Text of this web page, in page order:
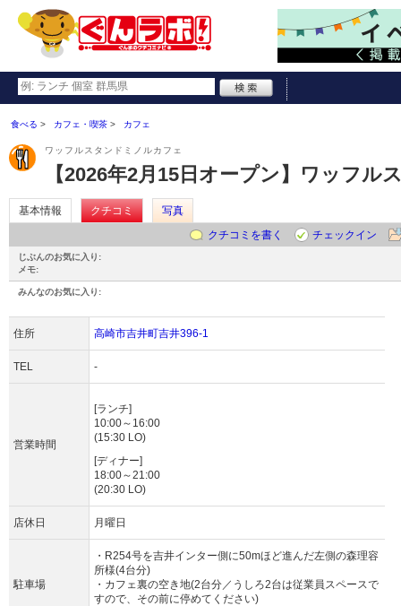
食べる カフェ・喫茶 カフェ
ワッフルスタンドミノルカフェ
【2026年2月15日オープン】ワッフル
基本情報 クチコミ
写真
クチコミを書く
チェックイン
じぶんのお気に入り:
メモ:
みんなのお気に入り:
住所 高崎市吉井町吉井396-1
TEL -
営業時間
[ランチ]
10:00～16:00
(15:30 LO)
[ディナー]
18:00～21:00
(20:30 LO)
店休日 月曜日
駐車場
・R254号を吉井インター側に50mほど進んだ左側の森理容
所様(4台分)
・カフェ裏の空き地(2台分／うしろ2台は従業員スペースで
すので、その前に停めてください)